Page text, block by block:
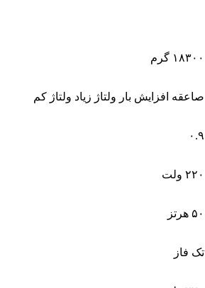
۱۸۳۰۰ گرم
صاعقه افزایش بار ولتاژ زیاد ولتاژ کم
۰.۹
۲۲۰ ولت
۵۰ هرتز
تک فاز